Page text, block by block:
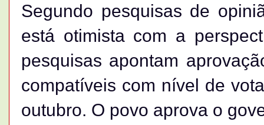
Segundo pesquisas de
está otimista com a
pesquisas apontam
compatíveis com nível de
outubro. O povo aprova o